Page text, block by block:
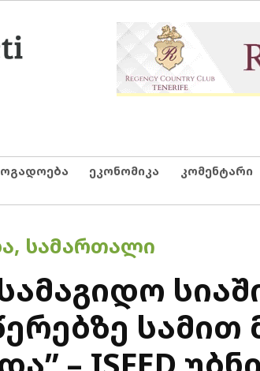
Netgazeti
ეკონომიკა კომენტარი
, ᲡᲐᲛᲐᲠᲗᲐᲚᲘ
სამით